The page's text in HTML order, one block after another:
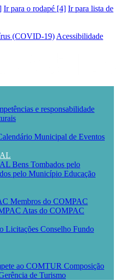
Ir para o rodapé [4] Ir para lista de
(COVID-19) Acessibilidade
e responsabilidade
Municipal de Eventos
Bens Tombados pelo
pelo Município Educação
Membros do COMPAC
Atas do COMPAC
Licitações Conselho Fundo
ao COMTUR Composição
de Turismo